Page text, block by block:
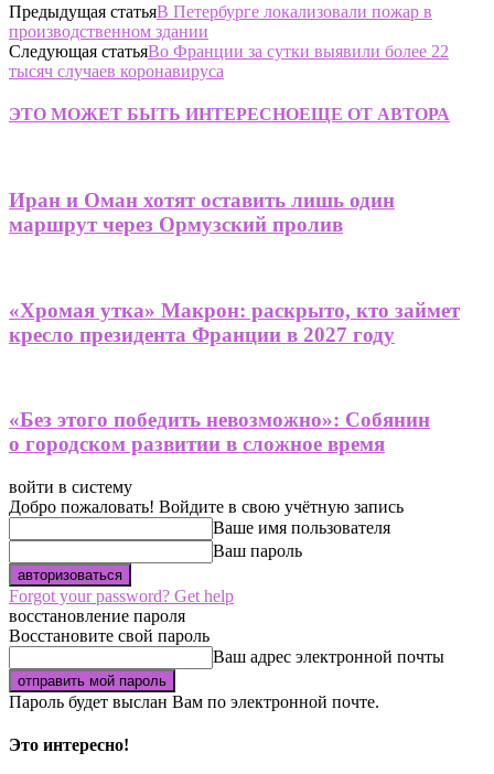
Предыдущая статьяВ Петербурге локализовали пожар в
производственном здании
Следующая статьяВо Франции за сутки выявили более 22
тысяч случаев коронавируса
ЭТО МОЖЕТ БЫТЬ ИНТЕРЕСНОЕЩЕ ОТ АВТОРА
Иран и Оман хотят оставить лишь один
маршрут через Ормузский пролив
«Хромая утка» Макрон: раскрыто, кто займет
кресло президента Франции в 2027 году
«Без этого победить невозможно»: Собянин
о городском развитии в сложное время
войти в систему
Добро пожаловать! Войдите в свою учётную запись
Ваше имя пользователя
Ваш пароль
Forgot your password? Get help
восстановление пароля
Восстановите свой пароль
Ваш адрес электронной почты
Пароль будет выслан Вам по электронной почте.
Это интересно!